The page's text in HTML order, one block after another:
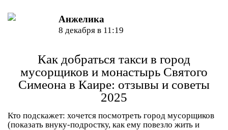
Анжелика
8 декабря в 11:19
Как добраться такси в город
мусорщиков и монастырь Святого
Симеона в Каире: отзывы и советы
2025
Кто подскажет: хочется посмотреть город мусорщиков
(показать внуку-подростку, как ему повезло жить и